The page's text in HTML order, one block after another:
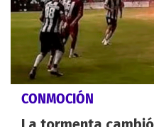
CONMOCIÓN